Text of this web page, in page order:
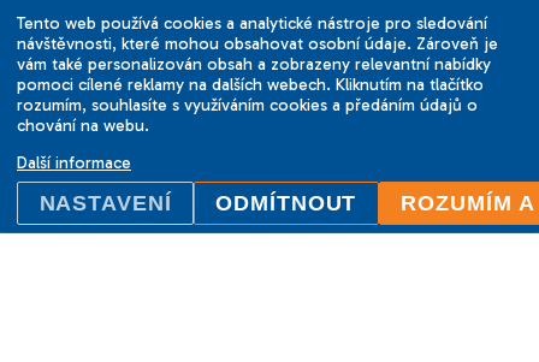
Tento web používá cookies a analytické nástroje pro sledování
návštěvnosti, které mohou obsahovat osobní údaje. Zároveň je
vám také personalizován obsah a zobrazeny relevantní nabídky
pomoci cílené reklamy na dalších webech. Kliknutím na tlačítko
rozumím, souhlasíte s využíváním cookies a předáním údajů o
chování na webu.
Další informace
NASTAVENÍ ODMÍTNOUT ROZUMÍM